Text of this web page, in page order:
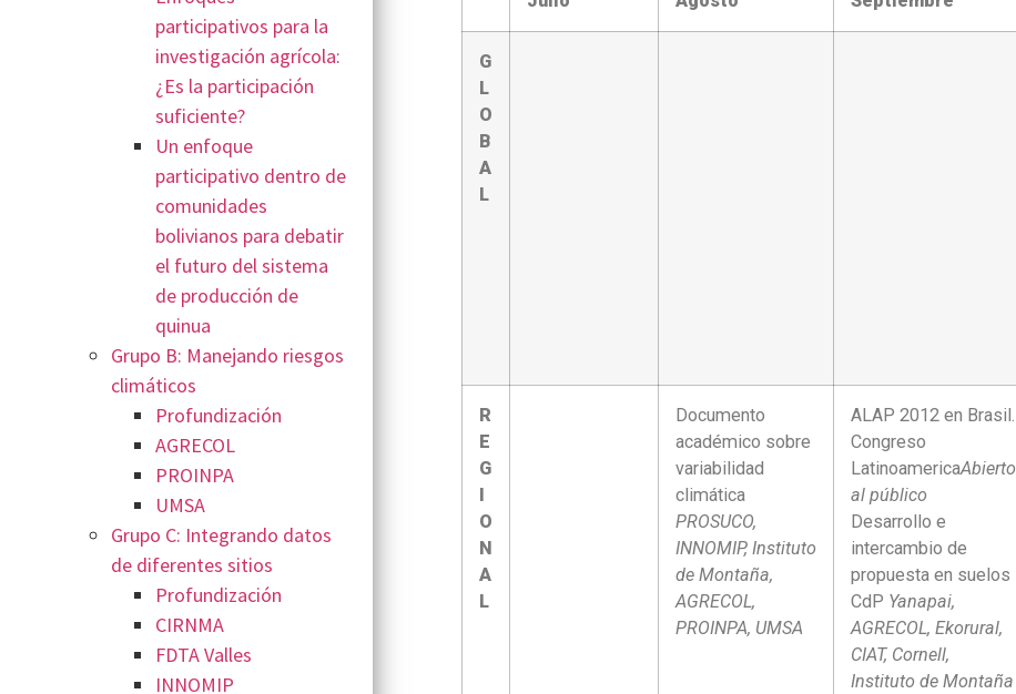
participativos para la
investigación agrícola:
¿Es la participación
suficiente?
Un enfoque
participativo dentro de
comunidades
bolivianos para debatir
el futuro del sistema
de producción de
quinua
Grupo B: Manejando riesgos
climáticos
Profundización
AGRECOL
PROINPA
UMSA
Grupo C: Integrando datos
de diferentes sitios
Profundización
CIRNMA
FDTA Valles
INNOMIP
G
L
O
B
A
L
R
E
G
I
O
N
A
L
Documento
académico sobre
variabilidad
climática
PROSUCO,
INNOMIP, Instituto
de Montaña,
AGRECOL,
PROINPA, UMSA
ALAP 2012 en Brasil.
Congreso
LatinoamericaAbierto
al público
Desarrollo e
intercambio de
propuesta en suelos
CdP Yanapai,
AGRECOL, Ekorural,
CIAT, Cornell,
Instituto de Montaña